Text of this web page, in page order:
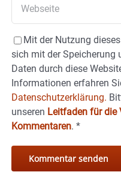
Mit der Nutzung
sich mit der Speicherung
Daten durch diese
Informationen erfahren
Datenschutzerklärung.
unseren Leitfaden für die
Kommentaren. *